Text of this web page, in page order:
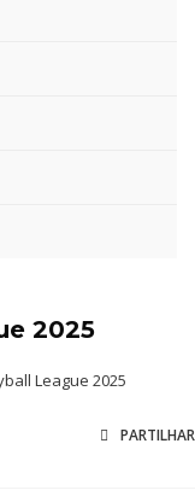
2025
League 2025
PARTILHAR